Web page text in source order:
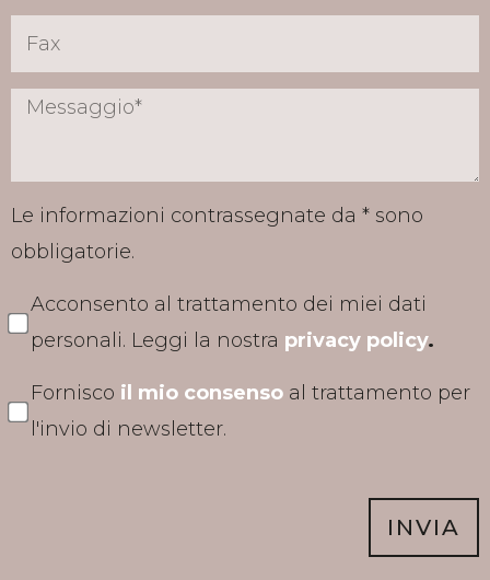
Le informazioni contrassegnate da * sono
obbligatorie.
Acconsento al trattamento dei miei dati
personali. Leggi la nostra privacy policy.
Fornisco il mio consenso al trattamento per
l'invio di newsletter.
INVIA